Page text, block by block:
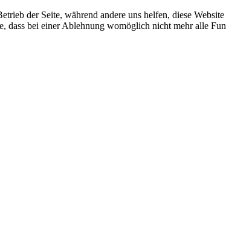
der Seite, während andere uns helfen, diese
dass bei einer Ablehnung womöglich nicht mehr alle